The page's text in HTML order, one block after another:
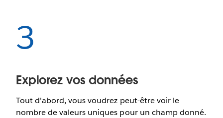
3
Explorez vos données
Tout d'abord, vous voudrez peut-être voir le
nombre de valeurs uniques pour un champ donné.